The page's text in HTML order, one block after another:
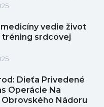
vedie život
tréning srdcovej
Dieťa Privedené
Operácie Na
Nádoru